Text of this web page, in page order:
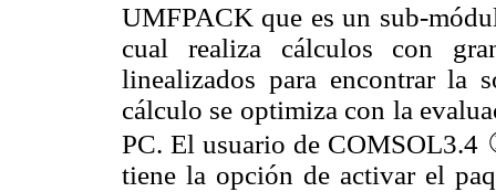
UMFPACK que es un sub-
cual realiza cálculos con
linealizados para encontrar la
cálculo se optimiza con la
PC. El usuario de COMSOL3.4
tiene la opción de activar el